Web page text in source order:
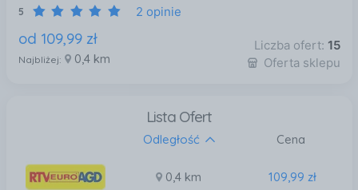
5 2 opinie
od 109,99 zł
Najbliżej: 0,4 km
Liczba ofert: 15
Oferta sklepu
Lista Ofert
Odległość Cena
0,4 km 109,99 zł